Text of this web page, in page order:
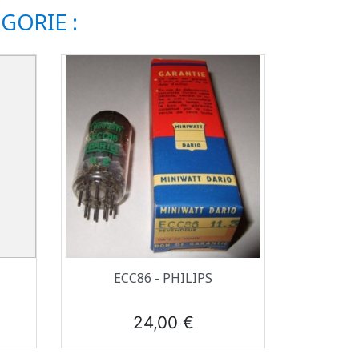
:
Aperçu rapide
ECC86 - PHILIPS
Prix
24,00 €